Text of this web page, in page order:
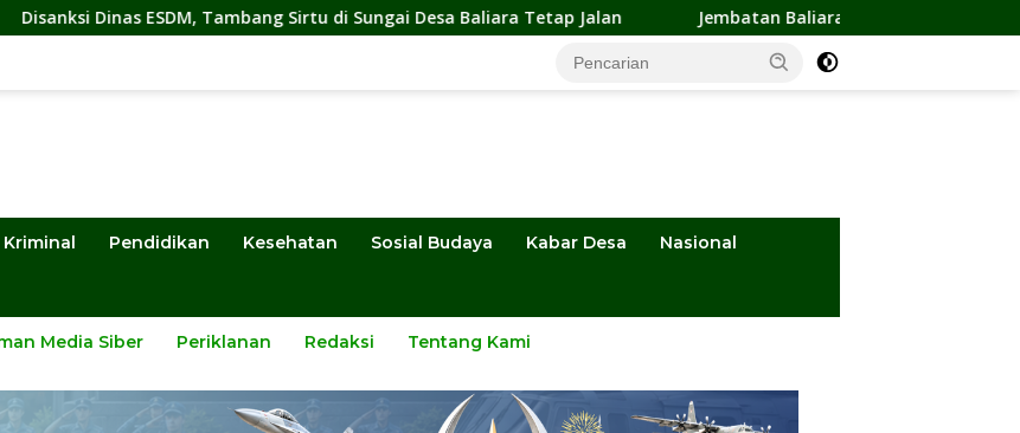
Tambang Sirtu di Sungai Desa Baliara Tetap Jalan Jembatan Baliara-Parigimpu’u Terancam Amblas, Warga
Kriminal Pendidikan Kesehatan Sosial Budaya Kabar Desa Nasional
Media Siber Periklanan Redaksi Tentang Kami